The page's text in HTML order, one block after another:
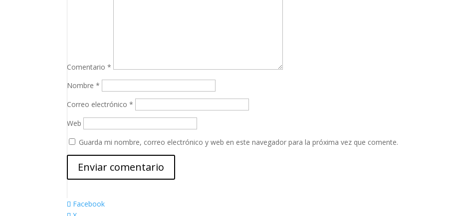
Comentario*
Nombre*
Correo electrónico*
Web
Guarda mi nombre, correo electrónico y web en este navegador para la próxima vez que comente.
Facebook